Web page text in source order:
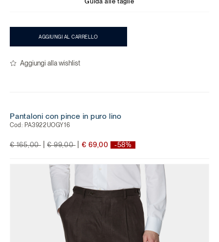
AGGIUNGI AL CARRELLO
Aggiungi alla wishlist
Pantaloni con pince in puro lino
Cod: PA3922UOGY16
Price reduced from
€ 165,00 toPrice reduced from
€ 99,00 to € 69,00 -58%